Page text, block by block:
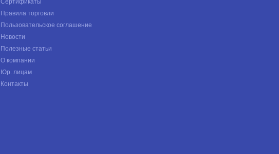
Сертификаты
Правила торговли
Пользовательское соглашение
Новости
Полезные статьи
О компании
Юр. лицам
Контакты